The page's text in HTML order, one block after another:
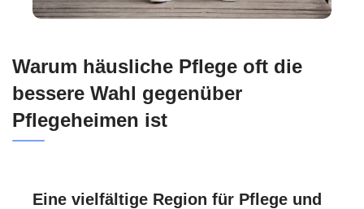
Warum häusliche Pflege oft die
bessere Wahl gegenüber
Pflegeheimen ist
Eine vielfältige Region für Pflege und